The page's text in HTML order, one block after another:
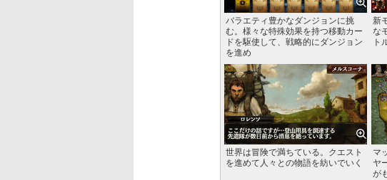
バラエティ豊かなダンジョンに挑
む。様々な特殊効果を持つ移動カー
ドを駆使して、戦略的にダンジョン
を進め
新
な
ト
世界は冒険で満ちている。クエスト
を進めて人々との物語を紡いでいく
マ
ヤ
が